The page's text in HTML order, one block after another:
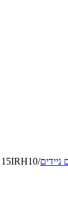
/
15IRH10